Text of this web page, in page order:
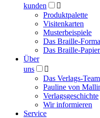
kunden

Produktpalette
Visitenkarten
Musterbeispiele
Das Braille-
Das Braille-Papier
Über
uns

Das Verlags-Team
Pauline von
Verlagsgeschichte
Wir informieren
Service